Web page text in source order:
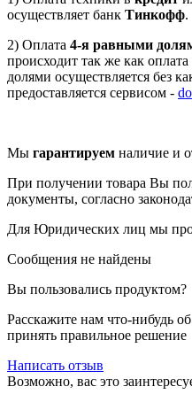
осуществляет банк Тинкофф.
2) Оплата 4-я равными
происходит так же как
долями осуществляется без
предоставляется сервисом -
Мы гарантируем наличие и
При получении товара Вы
документы, согласно
Для Юридических лиц мы
Сообщения не найдены
Вы пользовались продуктом?
Расскажите нам что-нибудь
принять правильное решение
Написать отзыв
Возможно, вас это